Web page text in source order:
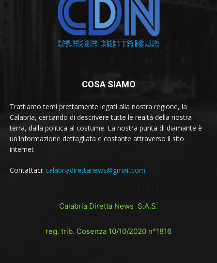
COSA SIAMO
Trattiamo temi prettamente legati alla nostra regione, la
Calabria, cercando di descrivere tutte le realtà della nostra
terra, dalla politica al costume. La nostra punta di diamante è
un'informazione dettagliata e costante attraverso il sito
internet
Contattaci: calabriadirettanews@gmail.com
Calabria Diretta News S.A.S.
reg. trib. Cosenza 10/10/2020 n°1816